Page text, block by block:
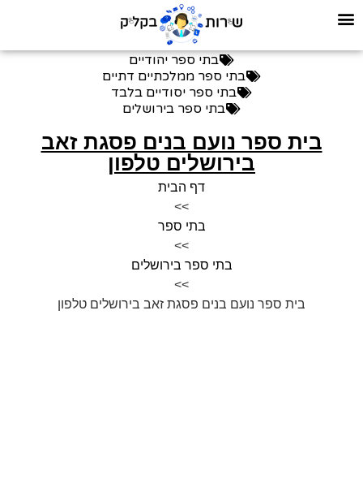
בתי ספר יהודיים
בתי ספר ממלכתיים דתיים
בתי ספר יסודיים בלבד
בתי ספר בירושלים
בית ספר נועם בנים פסגת זאב
בירושלים טלפון
דף הבית
>>
בתי ספר
>>
בתי ספר בירושלים
>>
בית ספר נועם בנים פסגת זאב בירושלים טלפון